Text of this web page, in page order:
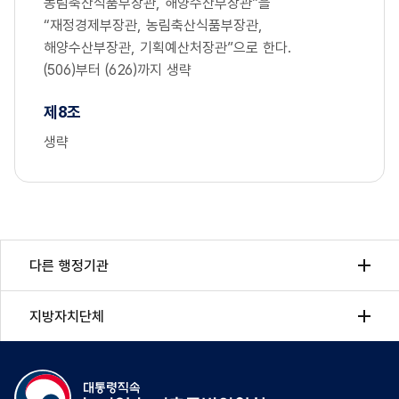
“재정경제부장관, 농림축산식품부장관,
해양수산부장관, 기획예산처장관”으로 한다.
(506)부터 (626)까지 생략
제8조
생략
다른 행정기관
지방자치단체